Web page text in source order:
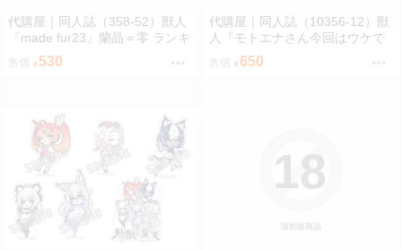
代購屋｜同人誌（358-52）獸人
『made fur23』蘭晶＝零 ランキ
チ 096530
代購屋｜同人誌（10356-12）獸
人『モトエナさん今回はウケで
お願いします！！』まだら模様
まんだら亭
650
限制級商品
18